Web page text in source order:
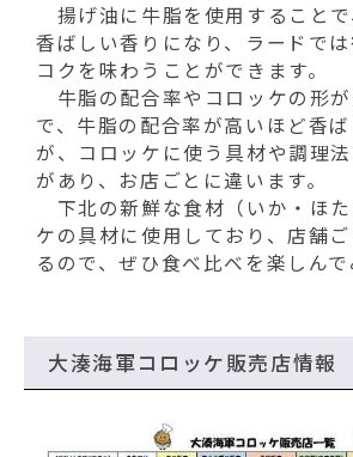
揚げ油に牛脂を使用すること
香ばしい香りになり、ラードで
コクを味わうことができます。
牛脂の配合率やコロッケの形
で、牛脂の配合率が高いほど香
が、コロッケに使う具材や調理
があり、お店ごとに違います。
下北の新鮮な食材（いか・ほ
ケの具材に使用しており、店舗
るので、ぜひ食べ比べを楽しんで
大湊海軍コロッケ販売店情報